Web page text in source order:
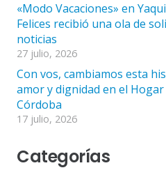
«Modo Vacaciones» en
Felices recibió una ola de
noticias
27 julio, 2026
Con vos, cambiamos esta
amor y dignidad en el
Córdoba
17 julio, 2026
Categorías